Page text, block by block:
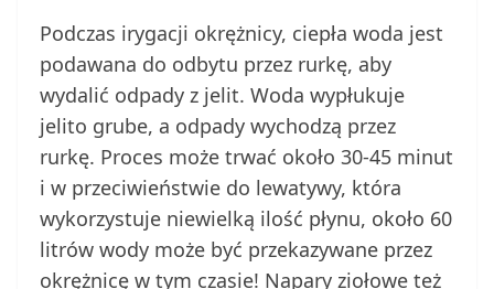
Podczas irygacji okrężnicy, ciepła woda jest
podawana do odbytu przez rurkę, aby
wydalić odpady z jelit. Woda wypłukuje
jelito grube, a odpady wychodzą przez
rurkę. Proces może trwać około 30-45 minut
i w przeciwieństwie do lewatywy, która
wykorzystuje niewielką ilość płynu, około 60
litrów wody może być przekazywane przez
okrężnicę w tym czasie! Napary ziołowe też